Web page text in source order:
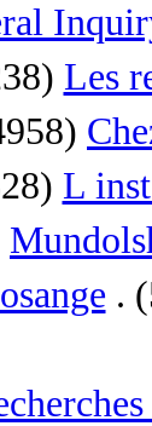
Les
L
.